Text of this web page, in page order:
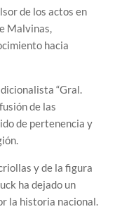
de los actos en
Malvinas,
hacia
“Gral.
de las
de pertenencia y
y de la figura
ha dejado un
la historia nacional.